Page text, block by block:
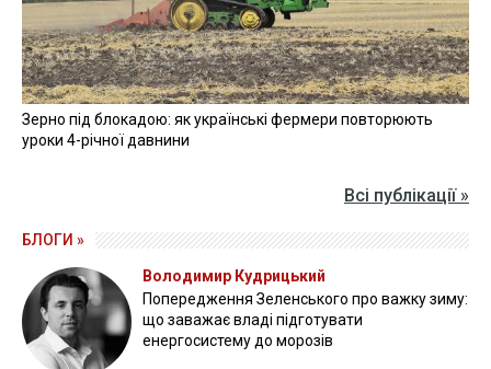
Зерно під блокадою: як українські фермери повторюють
уроки 4-річної давнини
Всі публікації »
БЛОГИ »
Володимир Кудрицький
Попередження Зеленського про важку зиму:
що заважає владі підготувати
енергосистему до морозів